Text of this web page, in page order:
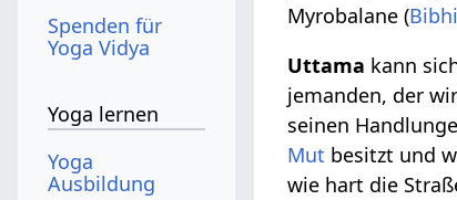
Myrobalane (
Uttama kann
jemanden, der
seinen
Mut besitzt und
wie hart die
Spenden für
Yoga Vidya
Yoga lernen
Yoga
Ausbildung